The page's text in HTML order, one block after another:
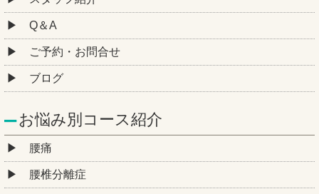
Q＆A
ご予約・お問合せ
ブログ
お悩み別コース紹介
腰痛
腰椎分離症